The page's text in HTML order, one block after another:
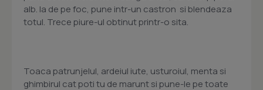
alb. Ia de pe foc, pune intr-un castron si blendeaza
totul. Trece piure-ul obtinut printr-o sita.
Toaca patrunjelul, ardeiul iute, usturoiul, menta si
ghimbirul cat poti tu de marunt si pune-le pe toate